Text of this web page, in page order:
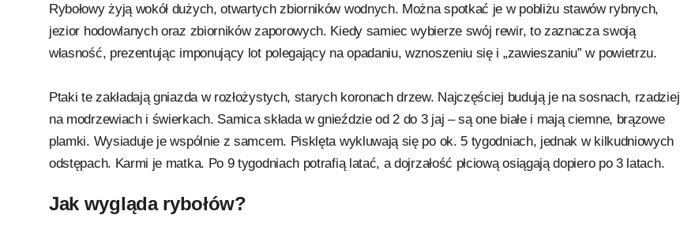
Rybołowy żyją wokół dużych, otwartych zbiorników wodnych. Można spotkać je w pobliżu stawów rybnych,
jezior hodowlanych oraz zbiorników zaporowych. Kiedy samiec wybierze swój rewir, to zaznacza swoją
własność, prezentując imponujący lot polegający na opadaniu, wznoszeniu się i „zawieszaniu” w powietrzu.
Ptaki te zakładają gniazda w rozłożystych, starych koronach drzew. Najczęściej budują je na sosnach, rzadziej
na modrzewiach i świerkach. Samica składa w gnieździe od 2 do 3 jaj – są one białe i mają ciemne, brązowe
plamki. Wysiaduje je wspólnie z samcem. Pisklęta wykluwają się po ok. 5 tygodniach, jednak w kilkudniowych
odstępach. Karmi je matka. Po 9 tygodniach potrafią latać, a dojrzałość płciową osiągają dopiero po 3 latach.
Jak wygląda rybołów?